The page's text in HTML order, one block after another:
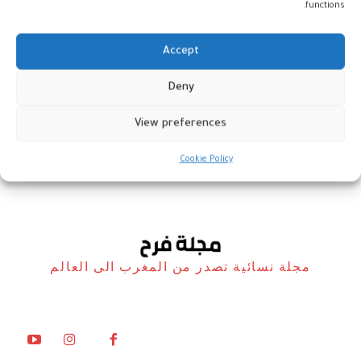
functions.
Accept
Deny
View preferences
Cookie Policy
تحديث جديد من “واتساب” يرفع
مجلة نسائية تصدر من المغرب الى العالم